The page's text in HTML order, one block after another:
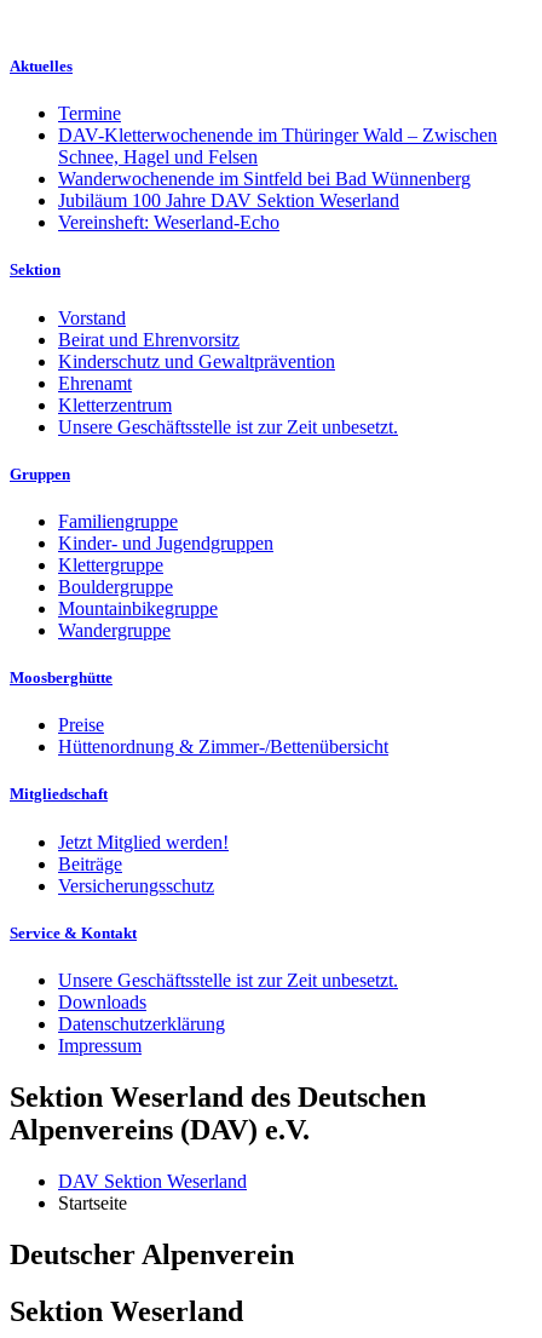
Aktuelles
Termine
DAV-Kletterwochenende im Thüringer Wald – Zwischen
Schnee, Hagel und Felsen
Wanderwochenende im Sintfeld bei Bad Wünnenberg
Jubiläum 100 Jahre DAV Sektion Weserland
Vereinsheft: Weserland-Echo
Sektion
Vorstand
Beirat und Ehrenvorsitz
Kinderschutz und Gewaltprävention
Ehrenamt
Kletterzentrum
Unsere Geschäftsstelle ist zur Zeit unbesetzt.
Gruppen
Familiengruppe
Kinder- und Jugendgruppen
Klettergruppe
Bouldergruppe
Mountainbikegruppe
Wandergruppe
Moosberghütte
Preise
Hüttenordnung & Zimmer-/Bettenübersicht
Mitgliedschaft
Jetzt Mitglied werden!
Beiträge
Versicherungsschutz
Service & Kontakt
Unsere Geschäftsstelle ist zur Zeit unbesetzt.
Downloads
Datenschutzerklärung
Impressum
Sektion Weserland des Deutschen
Alpenvereins (DAV) e.V.
DAV Sektion Weserland
Startseite
Deutscher Alpenverein
Sektion Weserland